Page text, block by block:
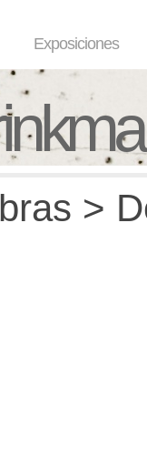
Exposiciones
>